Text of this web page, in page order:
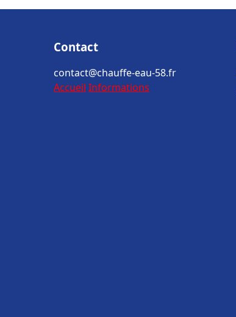
Contact
contact@chauffe-eau-58.fr
Accueil Informations